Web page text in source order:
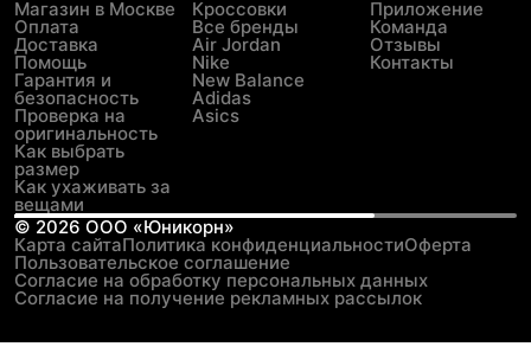
Магазин в Москве
Оплата
Доставка
Помощь
Гарантия и
безопасность
Проверка на
оригинальность
Как выбрать
размер
Как ухаживать за
вещами
Кроссовки
Все бренды
Air Jordan
Nike
New Balance
Adidas
Asics
Приложение
Команда
Отзывы
Контакты
© 2026 ООО «Юникорн»
Карта сайтаПолитика конфиденциальностиОферта
Пользовательское соглашение
Согласие на обработку персональных данных
Согласие на получение рекламных рассылок